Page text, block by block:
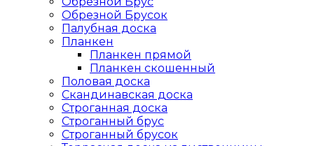
Обрезной Брусок
Палубная доска
Планкен
Планкен прямой
Планкен скошенный
Половая доска
Скандинавская доска
Строганная доска
Строганный брус
Строганный брусок